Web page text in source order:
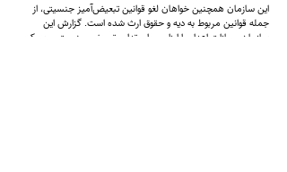
این سازمان همچنین خواهان لغو قوانین تبعیض‌آمیز جنسیتی، از
جمله قوانین مربوط به دیه و حقوق ارث شده است. گزارش این
سازمان مجازات اعدام را ابزاری برای تداوم تبعیض جنسیتی و سرکوب